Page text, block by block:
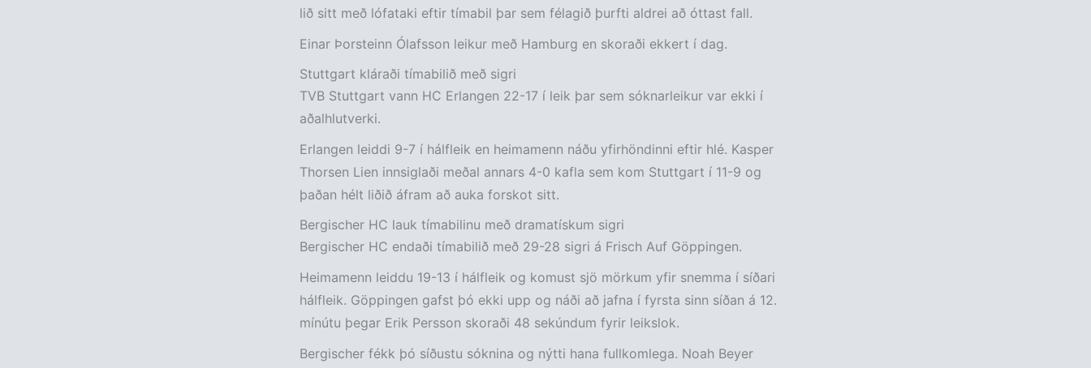
lið sitt með lófataki eftir tímabil þar sem félagið þurfti aldrei að óttast fall.
Einar Þorsteinn Ólafsson leikur með Hamburg en skoraði ekkert í dag.
Stuttgart kláraði tímabilið með sigri
TVB Stuttgart vann HC Erlangen 22-17 í leik þar sem sóknarleikur var ekki í
aðalhlutverki.
Erlangen leiddi 9-7 í hálfleik en heimamenn náðu yfirhöndinni eftir hlé. Kasper
Thorsen Lien innsiglaði meðal annars 4-0 kafla sem kom Stuttgart í 11-9 og
þaðan hélt liðið áfram að auka forskot sitt.
Bergischer HC lauk tímabilinu með dramatískum sigri
Bergischer HC endaði tímabilið með 29-28 sigri á Frisch Auf Göppingen.
Heimamenn leiddu 19-13 í hálfleik og komust sjö mörkum yfir snemma í síðari
hálfleik. Göppingen gafst þó ekki upp og náði að jafna í fyrsta sinn síðan á 12.
mínútu þegar Erik Persson skoraði 48 sekúndum fyrir leikslok.
Bergischer fékk þó síðustu sóknina og nýtti hana fullkomlega. Noah Beyer